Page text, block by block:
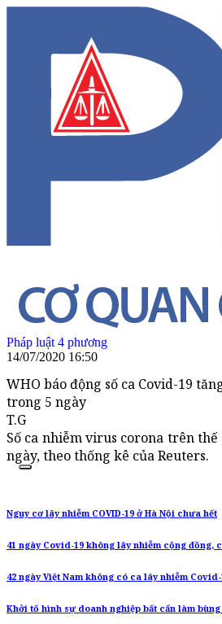
Pháp luật 4 phương
14/07/2020 16:50
WHO báo động số ca Covid-19
trong 5 ngày
T.G
Số ca nhiễm virus corona trên
ngày, theo thống kê của Reuters.
Nguy cơ lây nhiễm COVID-19 ở Hà Nội chưa hết
41 ngày Covid-19 không lây nhiễm cộng đồng,
42 ngày Việt Nam không có ca lây nhiễm
Khởi tố hình sự doanh nghiệp bất cẩn làm bùng